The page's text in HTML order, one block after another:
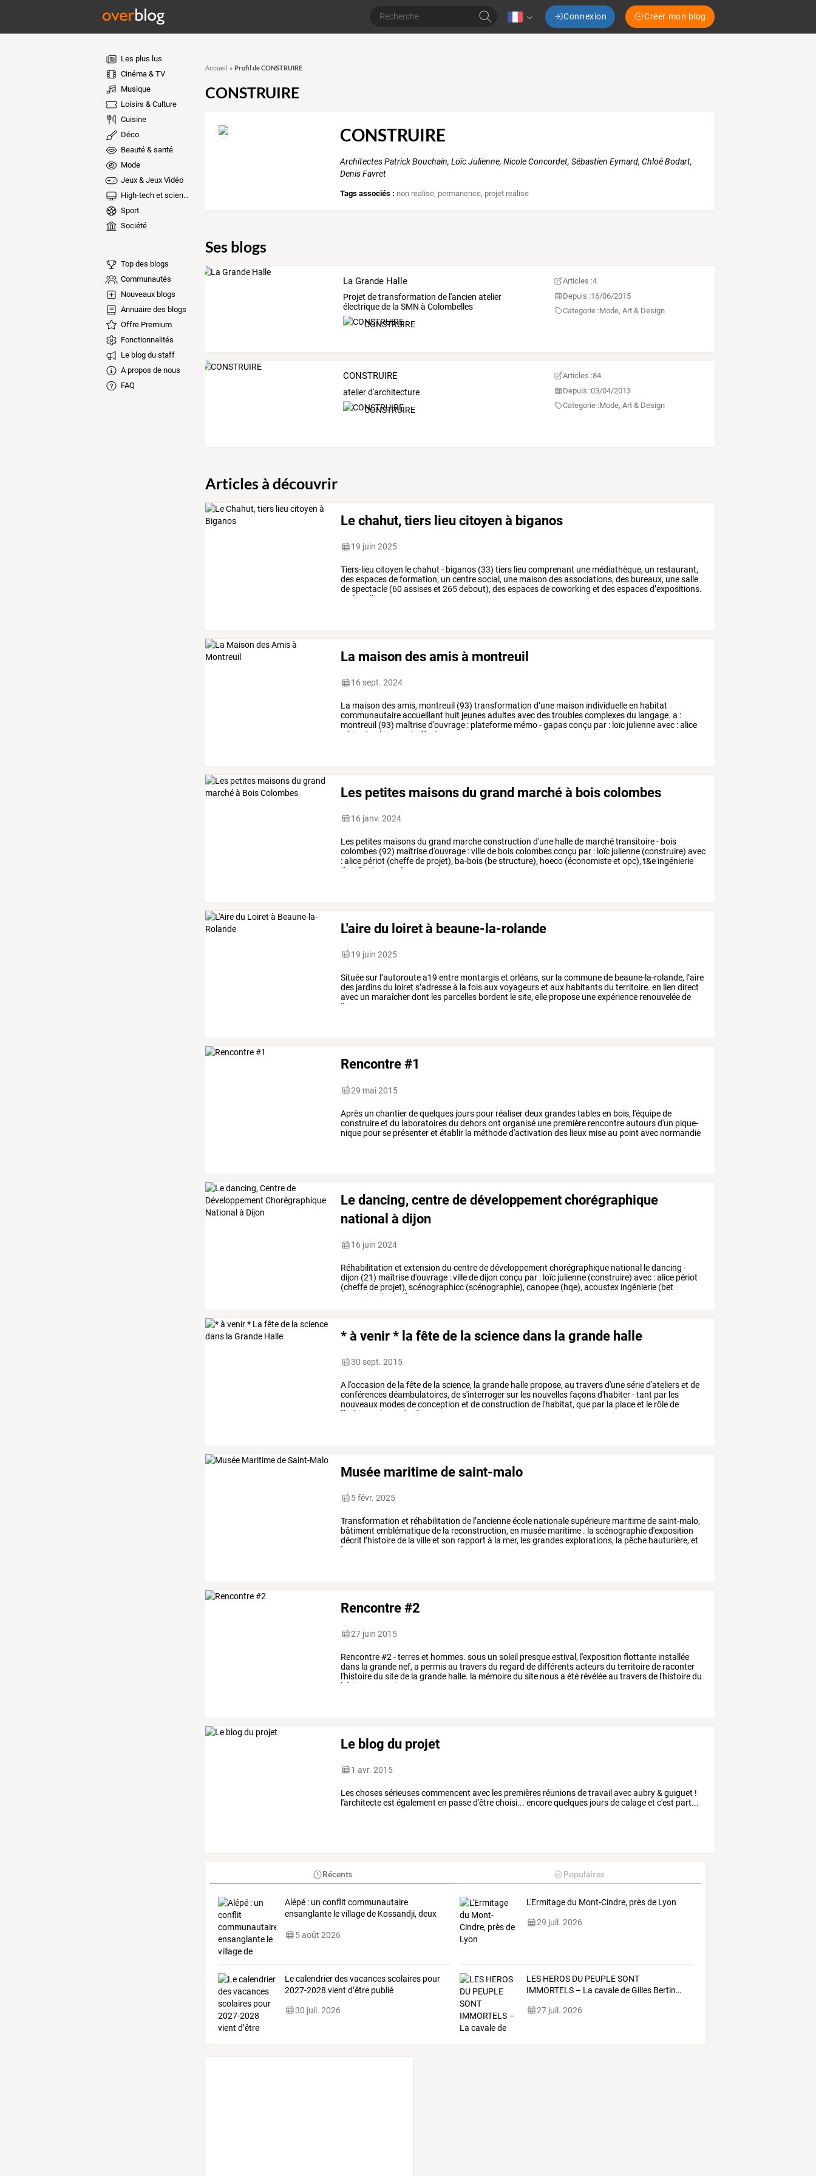
Connexion Créer mon blog
Les plus lus
Cinéma & TV
Musique
Loisirs & Culture
Cuisine
Déco
Beauté & santé
Mode
Jeux & Jeux Vidéo
High-tech et sciences
Sport
Société
Top des blogs
Communautés
Nouveaux blogs
Annuaire des blogs
Offre Premium
Fonctionnalités
Le blog du staff
A propos de nous
FAQ
Accueil » Profil de CONSTRUIRE
CONSTRUIRE
CONSTRUIRE
Architectes Patrick Bouchain, Loïc Julienne, Nicole Concordet, Sébastien Eymard, Chloé Bodart,
Denis Favret
Tags associés : non realise, permanence, projet realise
Ses blogs
La Grande Halle
Projet de transformation de l'ancien atelier
électrique de la SMN à Colombelles
CONSTRUIRE
Articles :4
Depuis :16/06/2015
Categorie :Mode, Art & Design
CONSTRUIRE
atelier d'architecture
CONSTRUIRE
Articles :84
Depuis :03/04/2013
Categorie :Mode, Art & Design
Articles à découvrir
Le chahut, tiers lieu citoyen à biganos
19 juin 2025
Tiers-lieu citoyen lechahut - biganos (33) tiers lieu comprenant une médiathèque, un restaurant,
desespacesdeformation, un centresocial, une maison desassociations,des bureaux, unesalle
despectacle (60 assiseset 265debout),desespacesdecoworking et desespacesd’expositions.
maître
d’ouvrage:
La maison des amis à montreuil
16 sept. 2024
La maison desamis, montreuil (93) transformation d’une maison individuelleen habitat
communautaireaccueillant huit jeunesadultesavecdestroublescomplexesdu langage. a :
montreuil (93) maîtrised'ouvrage : plateforme mémo-gapasconçu par : loïc julienneavec :alice
périot
(architecte cheffe de
Les petites maisons du grand marché à bois colombes
16 janv. 2024
Les petites maisonsdu grand marcheconstruction d'une hallede marchétransitoire- bois
colombes (92) maîtrised'ouvrage :villede boiscolombesconçu par : loïc julienne (construire) avec
:alice périot (cheffede projet), ba-bois (bestructure), hoeco (économisteet opc), t&e ingénierie
(bet
fluides) surface
L'aire du loiret à beaune-la-rolande
19 juin 2025
Situéesur l’autoroutea19 entre montargiset orléans, sur la communede beaune-la-rolande, l’aire
des jardinsdu loiret s’adresseà la foisauxvoyageurset aux habitantsdu territoire. en lien direct
avec un maraîcherdont les parcelles bordent lesite, elle propose uneexpérience renouveléede
l’aire
Rencontre #1
29 mai 2015
Après un chantierdequelques jours pour réaliserdeuxgrandestablesen bois, l'équipede
construireet du laboratoiresdu dehorsont organisé une première rencontreautoursd'un pique-
nique pourse présenteret établir la méthoded'activation des lieux miseau point avec normandie
Le dancing, centre de développement chorégraphique
national à dijon
16 juin 2024
Réhabilitation et extension du centrededéveloppement chorégraphique national ledancing -
dijon (21) maîtrised'ouvrage :villededijon conçu par : loïc julienne (construire) avec :alice périot
(cheffede projet),scénographicc (scénographie),canopee (hqe),acoustex ingénierie (bet
acoustique),
3ia (bet
* à venir * la fête de la science dans la grande halle
30 sept. 2015
A l'occasion de la fêtede la science, la grande halle propose,au traversd'uneséried'atelierset de
conférencesdéambulatoires,des'interrogersur les nouvellesfaçonsd'habiter-tant par les
nouveaux modesdeconception et deconstruction de l'habitat,que par la placeet le rôlede
l'habitant.
le vendredi
Musée maritime de saint-malo
5 févr. 2025
Transformation et réhabilitation de l’ancienneécole nationalesupérieure maritimedesaint-malo,
bâtiment emblématiquede la reconstruction, en musée maritime . la scénographied'exposition
décrit l’histoirede la villeet son rapport à la mer, lesgrandesexplorations, la pêche hauturière, et
les
enjeux
Rencontre #2
27 juin 2015
Rencontre#2 -terreset hommes. sous un soleil presqueestival, l'exposition flottante installée
dans la grande nef, a permisau traversdu regard dedifférentsacteursdu territoirede raconter
l'histoiredu sitede la grande halle. la mémoiredu site nousa été révéléeau traversde l'histoiredu
bâtiment
ancien
Le blog du projet
1 avr. 2015
Les choses sérieuses commencent avec les premières réunions de travail avec aubry & guiguet !
l'architecte est également en passe d'être choisi... encore quelques jours de calage et c'est part...
Récents Populaires
Alépé:un conflit communautaire
ensanglantelevillagedeKossandji,deux
5 août 2026
L'Ermitage du Mont-Cindre, près de Lyon
29 juil. 2026
Le calendrier des vacances scolaires pour
2027-2028 vient d’être publié
30 juil. 2026
LES HEROS DU PEUPLESONT
IMMORTELS – La cavaledeGilles Bertin…
27 juil. 2026